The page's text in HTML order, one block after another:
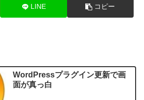
LINE コピー
WordPressプラグイン更新で画
面が真っ白